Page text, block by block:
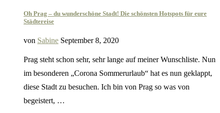
Oh Prag – du wunderschöne Stadt! Die schönsten Hotspots für eure
Städtereise
von Sabine September 8, 2020
Prag steht schon sehr, sehr lange auf meiner Wunschliste. Nun
im besonderen „Corona Sommerurlaub“ hat es nun geklappt,
diese Stadt zu besuchen. Ich bin von Prag so was von
begeistert, …